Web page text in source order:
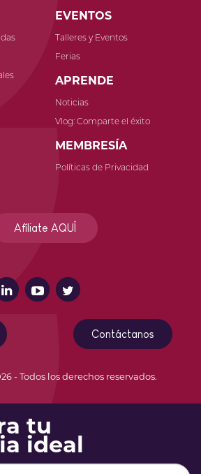
EVENTOS
Talleres y Eventos
Ferias
APRENDE
Noticias
Vlog: Comparte el éxito
MEMBRESÍA
Políticas de Privacidad
Afíliate AQUÍ
Contáctanos
- Todos los derechos reservados.
tu
ideal